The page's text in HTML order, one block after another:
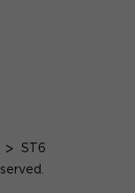
> ST6